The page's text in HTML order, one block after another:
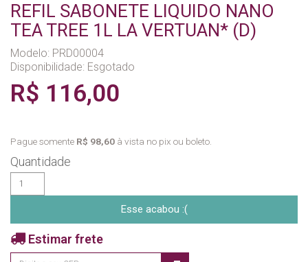
REFIL SABONETE LIQUIDO NANO
TEA TREE 1L LA VERTUAN* (D)
Modelo: PRD00004
Disponibilidade: Esgotado
R$ 116,00
Pague somente R$ 98,60 à vista no pix ou boleto.
Quantidade
Esse acabou :(
Estimar frete